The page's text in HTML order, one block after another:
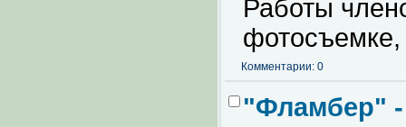
Работы
Комментарии: 0
"Фламбер" -